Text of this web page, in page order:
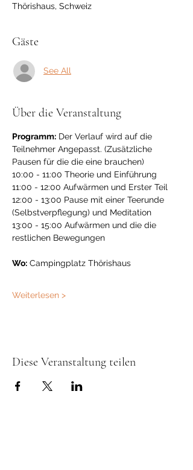
Thörishaus, Schweiz
Gäste
See All
Über die Veranstaltung
Programm: Der Verlauf wird auf die
Teilnehmer Angepasst. (Zusätzliche
Pausen für die die eine brauchen)
10:00 - 11:00 Theorie und Einführung
11:00 - 12:00 Aufwärmen und Erster Teil
12:00 - 13:00 Pause mit einer Teerunde
(Selbstverpflegung) und Meditation
13:00 - 15:00 Aufwärmen und die die
restlichen Bewegungen
Wo: Campingplatz Thörishaus
Weiterlesen >
Diese Veranstaltung teilen